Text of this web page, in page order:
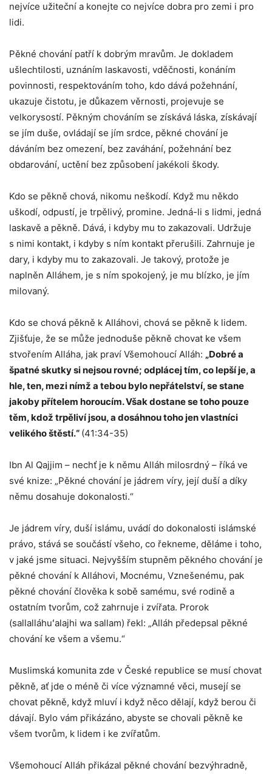
nejvíce užiteční a konejte co nejvíce dobra pro zemi i pro
lidi.
Pěkné chování patří k dobrým mravům. Je dokladem
ušlechtilosti, uznáním laskavosti, vděčnosti, konáním
povinnosti, respektováním toho, kdo dává požehnání,
ukazuje čistotu, je důkazem věrnosti, projevuje se
velkorysostí. Pěkným chováním se získává láska, získávají
se jím duše, ovládají se jím srdce, pěkné chování je
dáváním bez omezení, bez zaváhání, požehnání bez
obdarování, uctění bez způsobení jakékoli škody.
Kdo se pěkně chová, nikomu neškodí. Když mu někdo
uškodí, odpustí, je trpělivý, promine. Jedná-li s lidmi, jedná
laskavě a pěkně. Dává, i kdyby mu to zakazovali. Udržuje
s nimi kontakt, i kdyby s ním kontakt přerušili. Zahrnuje je
dary, i kdyby mu to zakazovali. Je takový, protože je
naplněn Alláhem, je s ním spokojený, je mu blízko, je jím
milovaný.
Kdo se chová pěkně k Alláhovi, chová se pěkně k lidem.
Zjišťuje, že se může jednoduše pěkně chovat ke všem
stvořením Alláha, jak praví Všemohoucí Alláh: „Dobré a
špatné skutky si nejsou rovné; odplácej tím, co lepší je, a
hle, ten, mezi nímž a tebou bylo nepřátelství, se stane
jakoby přítelem horoucím. Však dostane se toho pouze
těm, kdož trpěliví jsou, a dosáhnou toho jen vlastníci
velikého štěstí.“ (41:34-35)
Ibn Al Qajjim – nechť je k němu Alláh milosrdný – říká ve
své knize: „Pěkné chování je jádrem víry, její duší a díky
němu dosahuje dokonalosti.“
Je jádrem víry, duší islámu, uvádí do dokonalosti islámské
právo, stává se součástí všeho, co řekneme, děláme i toho,
v jaké jsme situaci. Nejvyšším stupněm pěkného chování je
pěkné chování k Alláhovi, Mocnému, Vznešenému, pak
pěkné chování člověka k sobě samému, své rodině a
ostatním tvorům, což zahrnuje i zvířata. Prorok
(sallalláhuʻalajhi wa sallam) řekl: „Alláh předepsal pěkné
chování ke všem a všemu.“
Muslimská komunita zde v České republice se musí chovat
pěkně, ať jde o méně či více významné věci, musejí se
chovat pěkně, když mluví i když něco dělají, když berou či
dávají. Bylo vám přikázáno, abyste se chovali pěkně ke
všem tvorům, k lidem i ke zvířatům.
Všemohoucí Alláh přikázal pěkné chování bezvýhradně,